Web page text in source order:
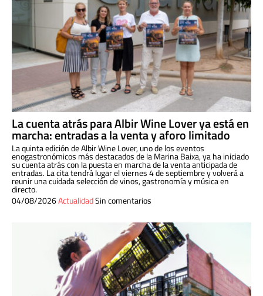
La cuenta atrás para Albir Wine Lover ya está en
marcha: entradas a la venta y aforo limitado
La quinta edición de Albir Wine Lover, uno de los eventos
enogastronómicos más destacados de la Marina Baixa, ya ha iniciado
su cuenta atrás con la puesta en marcha de la venta anticipada de
entradas. La cita tendrá lugar el viernes 4 de septiembre y volverá a
reunir una cuidada selección de vinos, gastronomía y música en
directo.
04/08/2026ActualidadSin comentarios